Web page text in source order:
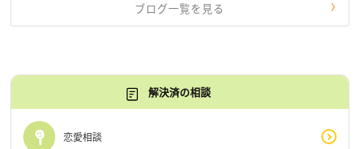
ブログ一覧を見る
解決済の相談
恋愛相談